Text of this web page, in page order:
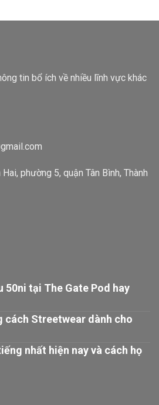
tin bổ ích về nhiều lĩnh vực khác
phường 5, quận Tân Bình, Thành
50ni tại The Gate Pod hay
cách Streetwear dành cho
nhất hiện nay và cách họ